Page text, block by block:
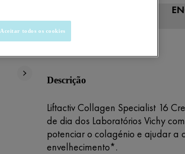
HIPOALERGÉNICO
Descrição
Liftactiv Collagen Specialist 16
de dia dos Laboratórios Vichy
potenciar o colagénio e ajudar a
envelhecimento*.
Aceitar todos os cookies